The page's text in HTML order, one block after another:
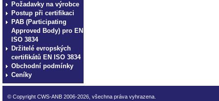
Požadavky na výrobce
Postup při certifikaci
PAB (Participating
Approved Body) pro EN
ISO 3834
Držitelé evropských
certifikátů EN ISO 3834
Obchodní podmínky
Ceníky
© Copyright CWS-ANB 2006-2026, všechna práva vyhrazena.